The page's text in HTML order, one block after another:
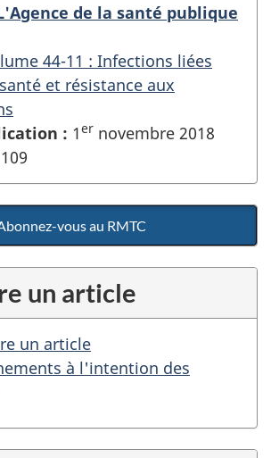
de la santé publique
44-11 : Infections liées
et résistance aux
: 1er novembre 2018
vous au RMTC
un article
un article
à l'intention des